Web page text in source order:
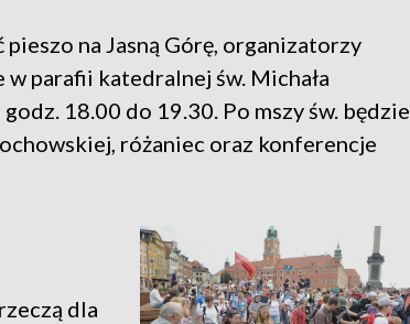
na Jasną Górę, organizatorzy
parafii katedralnej św. Michała
18.00 do 19.30. Po mszy św. będzie
różaniec oraz konferencje
dla